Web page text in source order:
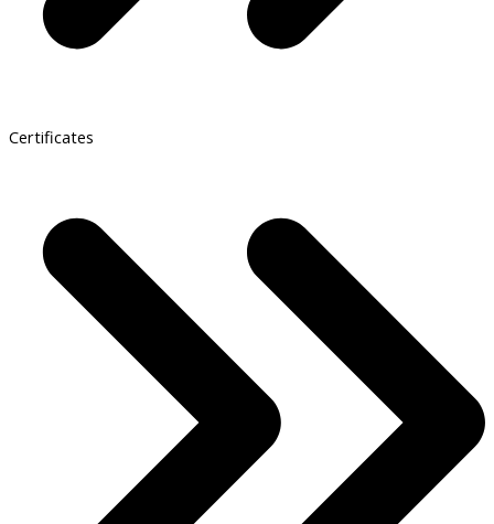
Certificates